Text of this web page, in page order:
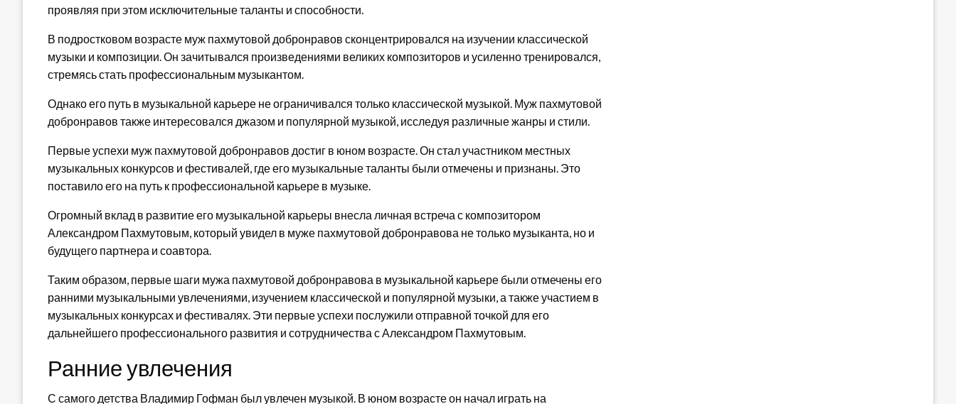
проявляя при этом исключительные таланты и способности.
В подростковом возрасте муж пахмутовой добронравов сконцентрировался на изучении классической
музыки и композиции. Он зачитывался произведениями великих композиторов и усиленно тренировался,
стремясь стать профессиональным музыкантом.
Однако его путь в музыкальной карьере не ограничивался только классической музыкой. Муж пахмутовой
добронравов также интересовался джазом и популярной музыкой, исследуя различные жанры и стили.
Первые успехи муж пахмутовой добронравов достиг в юном возрасте. Он стал участником местных
музыкальных конкурсов и фестивалей, где его музыкальные таланты были отмечены и признаны. Это
поставило его на путь к профессиональной карьере в музыке.
Огромный вклад в развитие его музыкальной карьеры внесла личная встреча с композитором
Александром Пахмутовым, который увидел в муже пахмутовой добронравова не только музыканта, но и
будущего партнера и соавтора.
Таким образом, первые шаги мужа пахмутовой добронравова в музыкальной карьере были отмечены его
ранними музыкальными увлечениями, изучением классической и популярной музыки, а также участием в
музыкальных конкурсах и фестивалях. Эти первые успехи послужили отправной точкой для его
дальнейшего профессионального развития и сотрудничества с Александром Пахмутовым.
Ранние увлечения
С самого детства Владимир Гофман был увлечен музыкой. В юном возрасте он начал играть на